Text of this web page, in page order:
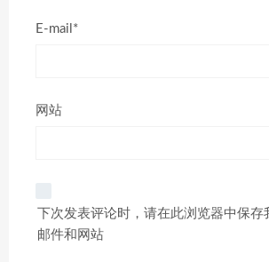
E-mail*
网站
下次发表评论时，请在此浏览器中保存
邮件和网站